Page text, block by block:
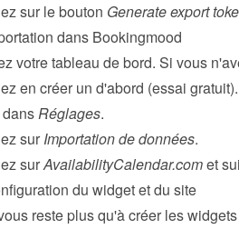
sur le bouton Generate export
dans Bookingmood
votre tableau de bord. Si vous
en créer un d'abord (essai gratuit).
Réglages.
sur Importation de données.
sur AvailabilityCalendar.com et
du widget et du site
reste plus qu'à créer les widgets